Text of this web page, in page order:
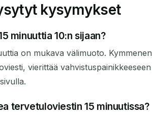
kysymykset
minuuttia 10:n sijaan?
on mukava välimuoto.
vierittää
tervetuloviestin 15 minuutissa?